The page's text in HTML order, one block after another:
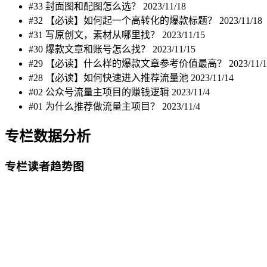
#33 封面图和配图怎么选？ 2023/11/18
#32 【必读】如何起一个高转化的爆款标题？ 2023/11/18
#31 写原创文，素材从哪里找？ 2023/11/15
#30 爆款文章和账号怎么找？ 2023/11/15
#29 【必读】什么样的爆款文章参考价值最高？ 2023/11/
#28 【必读】如何快速进入推荐流量池 2023/11/14
#02 公众号流量主项目的赚钱逻辑 2023/11/4
#01 为什么推荐做流量主项目？ 2023/11/4
专栏数据分析
专栏读者趋势图